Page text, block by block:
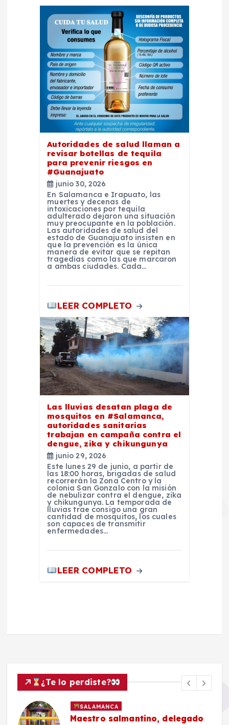
Autoridades de salud llaman a
revisar botellas de tequila
para prevenir riesgos en
#Guanajuato
junio 30, 2026
En Salamanca e Irapuato, las
muertes y decenas de
intoxicaciones por tequila
adulterado dejaron una situación
muy preocupante en la población.
Las autoridades de salud del
estado de Guanajuato insisten en
que la prevención es la única
manera de evitar que se repitan
tragedias como las que marcaron
a ambas ciudades. Cada…
LEER COMPLETO
Las lluvias desatan plaga de
mosquitos en #Salamanca,
autoridades sanitarias
trabajan en campaña contra el
dengue, zika y chikungunya
junio 29, 2026
Este lunes 29 de junio, a partir de
las 18:00 horas, brigadas de salud
recorrerán la Zona Centro y la
colonia San Gonzalo con la misión
de nebulizar contra el dengue, zika
y chikungunya. La temporada de
lluvias trae consigo una gran
cantidad de mosquitos, los cuales
son capaces de transmitir
enfermedades…
LEER COMPLETO
¿Te lo perdiste?
SALAMANCA
Maestro salmantino, delegado